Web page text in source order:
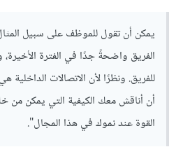
يمكن أن تقول للموظف على سبيل
الفريق واضحةً جدًا في الفترة الأخيرة،
للفريق. ونظرًا لأن الاتصالات
أن أناقش معك الكيفية التي يمكن من
القوة عند نموك في هذا المجال".